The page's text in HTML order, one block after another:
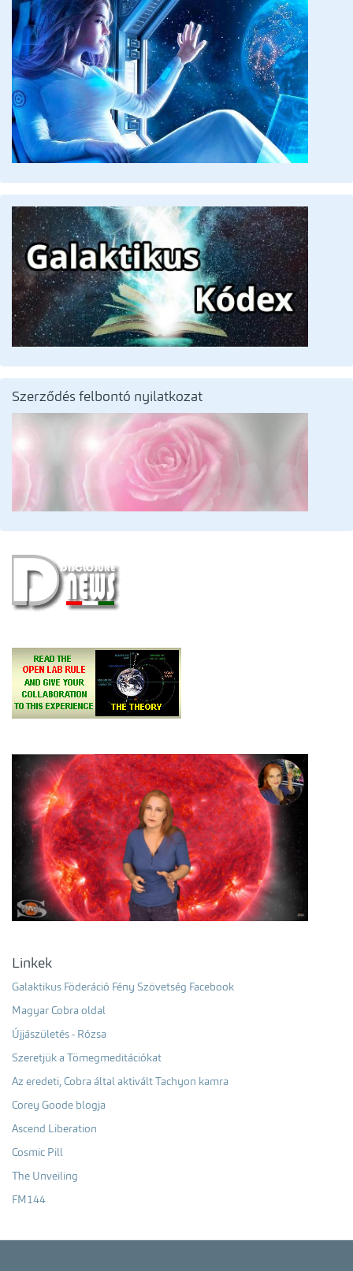
Szerződés felbontó nyilatkozat
Linkek
Galaktikus Föderáció Fény Szövetség Facebook
Magyar Cobra oldal
Újjászületés - Rózsa
Szeretjük a Tömegmeditációkat
Az eredeti, Cobra által aktivált Tachyon kamra
Corey Goode blogja
Ascend Liberation
Cosmic Pill
The Unveiling
FM144